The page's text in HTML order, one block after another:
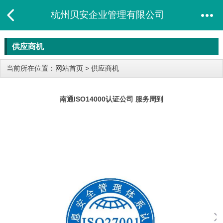
杭州贝安企业管理有限公司
供应商机
当前所在位置： 网站首页 > 供应商机
南通ISO14000认证公司 服务周到